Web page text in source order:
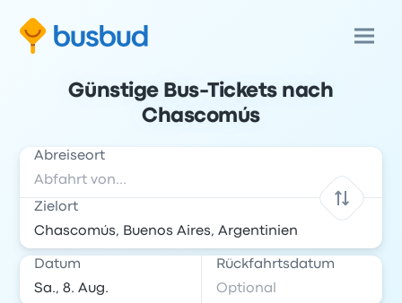
Günstige Bus-Tickets nach
Chascomús
Abreiseort
Zielort
Datum Rückfahrtsdatum